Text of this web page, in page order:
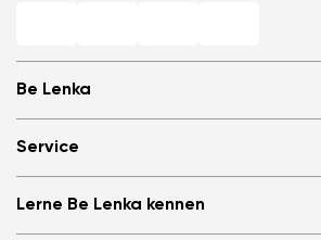
Be Lenka
Store Locator
Über uns
Be Lenka in den Medien
Cookies
Service
Anmelden
Lerne Be Lenka kennen